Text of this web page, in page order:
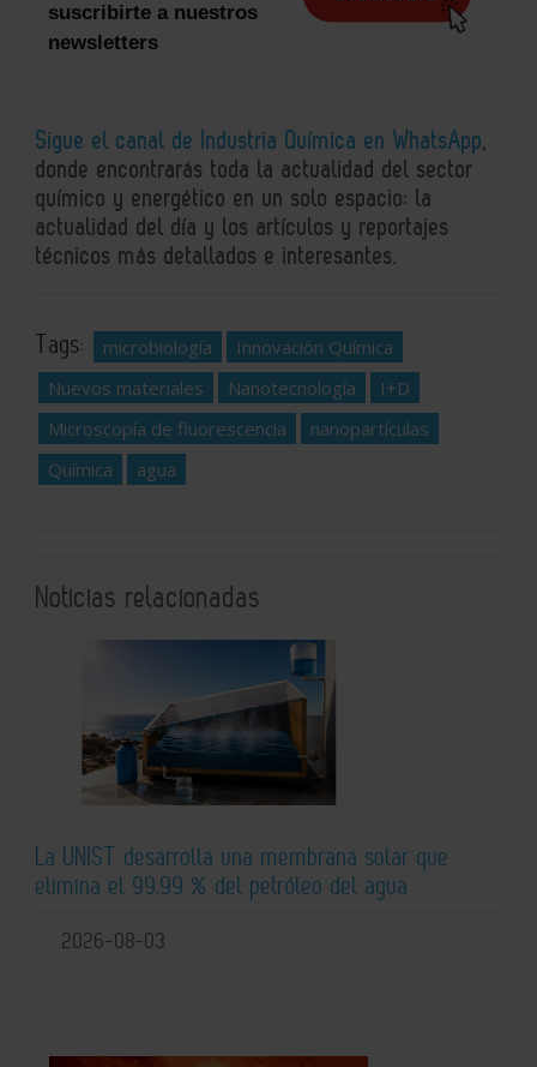
suscribirte a nuestros
newsletters
Sigue el canal de Industria Química en WhatsApp,
donde encontrarás toda la actualidad del sector
químico y energético en un solo espacio: la
actualidad del día y los artículos y reportajes
técnicos más detallados e interesantes.
Tags: microbiología
Innovación Química
Nuevos materiales
Nanotecnología
I+D
Microscopía de fluorescencia
nanopartículas
Química
agua
Noticias relacionadas
La UNIST desarrolla una membrana solar que
elimina el 99,99 % del petróleo del agua
2026-08-03